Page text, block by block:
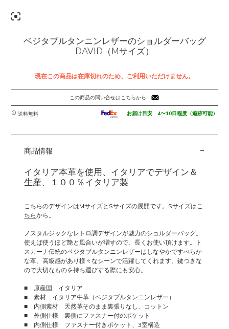
ベジタブルタンニンレザーのショルダーバッグ
DAVID（Mサイズ）
現在この商品は在庫切れのため、ご利用いただけません。
この商品の問い合せはこちらから
送料無料 お届け目安 4〜10日程度（追跡可能）
商品情報 -
イタリア本革を使用、イタリアでデザイン＆
生産、１００％イタリア製
こちらのデザインはMサイズとSサイズの展開です。Sサイズは こ
ちらから。
ノスタルジックなレトロ調デザインが魅力のショルダーバッグ。
使えば使うほど艶と風合いが増すので、長くお使い頂けます。ト
スカーナ伝統のベジタブルタンニンレザーはしなやかですべらか
な革、高級感があり様々なシーンで活躍してくれます。鍵つきな
ので大切なものを持ち運びする際にも安心。
■ 原産国 イタリア
■ 素材 イタリア牛革（ベジタブルタンニンレザー）
■ 内側素材 天然革そのまま裏張りなし、コットン
■ 外側仕様 裏側にファスナー付のポケット
■ 内側仕様 ファスナー付きポケット、3室構造